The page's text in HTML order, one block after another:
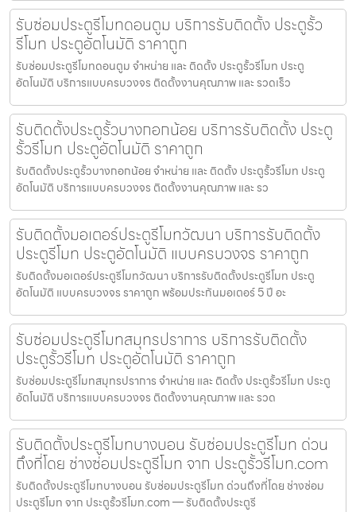
รับซ่อมประตูรีโมทดอนตูม บริการรับติดตั้ง ประตูรั้ว
รีโมท ประตูอัตโนมัติ ราคาถูก
รับซ่อมประตูรีโมทดอนตูม จำหน่าย และ ติดตั้ง ประตูรั้วรีโมท ประตู
อัตโนมัติ บริการแบบครบวงจร ติดตั้งงานคุณภาพ และ รวดเร็ว
รับติดตั้งประตูรั้วบางกอกน้อย บริการรับติดตั้ง ประตู
รั้วรีโมท ประตูอัตโนมัติ ราคาถูก
รับติดตั้งประตูรั้วบางกอกน้อย จำหน่าย และ ติดตั้ง ประตูรั้วรีโมท ประตู
อัตโนมัติ บริการแบบครบวงจร ติดตั้งงานคุณภาพ และ รว
รับติดตั้งมอเตอร์ประตูรีโมทวัฒนา บริการรับติดตั้ง
ประตูรีโมท ประตูอัตโนมัติ แบบครบวงจร ราคาถูก
รับติดตั้งมอเตอร์ประตูรีโมทวัฒนา บริการรับติดตั้งประตูรีโมท ประตู
อัตโนมัติ แบบครบวงจร ราคาถูก พร้อมประกันมอเตอร์ 5 ปี อะ
รับซ่อมประตูรีโมทสมุทรปราการ บริการรับติดตั้ง
ประตูรั้วรีโมท ประตูอัตโนมัติ ราคาถูก
รับซ่อมประตูรีโมทสมุทรปราการ จำหน่าย และ ติดตั้ง ประตูรั้วรีโมท ประตู
อัตโนมัติ บริการแบบครบวงจร ติดตั้งงานคุณภาพ และ รวด
รับติดตั้งประตูรีโมทบางบอน รับซ่อมประตูรีโมท ด่วน
ถึงที่โดย ช่างซ่อมประตูรีโมท จาก ประตูรั้วรีโมท.com
รับติดตั้งประตูรีโมทบางบอน รับซ่อมประตูรีโมท ด่วนถึงที่โดย ช่างซ่อม
ประตูรีโมท จาก ประตูรั้วรีโมท.com — รับติดตั้งประตูรี